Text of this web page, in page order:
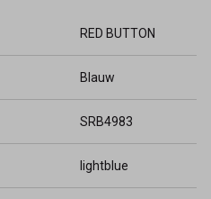
RED BUTTON
Blauw
SRB4983
lightblue